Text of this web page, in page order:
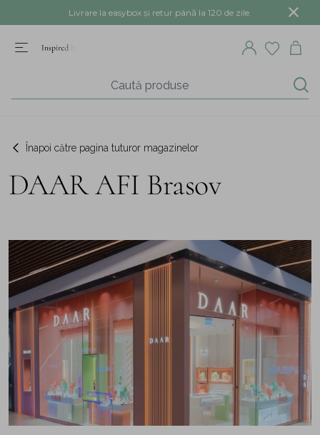
Livrare la easybox și retur până la 120 de zile.
Înapoi către pagina tuturor magazinelor
DAAR AFI Brasov